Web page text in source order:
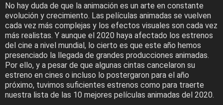
No hay duda de que la animación es un arte en constante
evolución y crecimiento. Las películas animadas se vuelven
cada vez más complejas y los efectos visuales son cada vez
más realistas. Y aunque el 2020 haya afectado los estrenos
del cine a nivel mundial, lo cierto es que este año hemos
presenciado la llegada de grandes producciones animadas.
Por ello, y a pesar de que algunas cintas cancelaron su
estreno en cines o incluso lo postergaron para el año
próximo, tuvimos suficientes estrenos como para traerte
nuestra lista de las 10 mejores películas animadas del 2020.